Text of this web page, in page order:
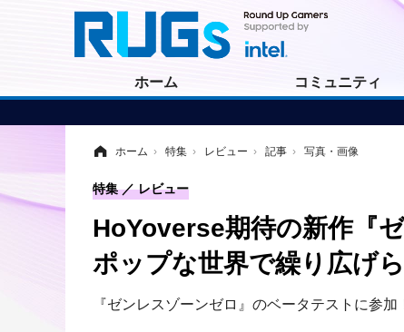
ホーム コミュニティ
ホーム › 特集 › レビュー › 記事 › 写真・画像
HoYoverse期待の新作『
ポップな世界で繰り広げ
『ゼンレスゾーンゼロ』のベータテストに参
特集 レビュー